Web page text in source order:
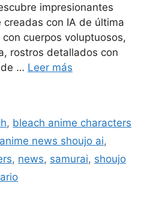
impresionantes
creadas con IA de última
cuerpos voluptuosos,
rostros detallados con
de … Leer más
, bleach anime characters
news shoujo ai,
, news, samurai, shoujo